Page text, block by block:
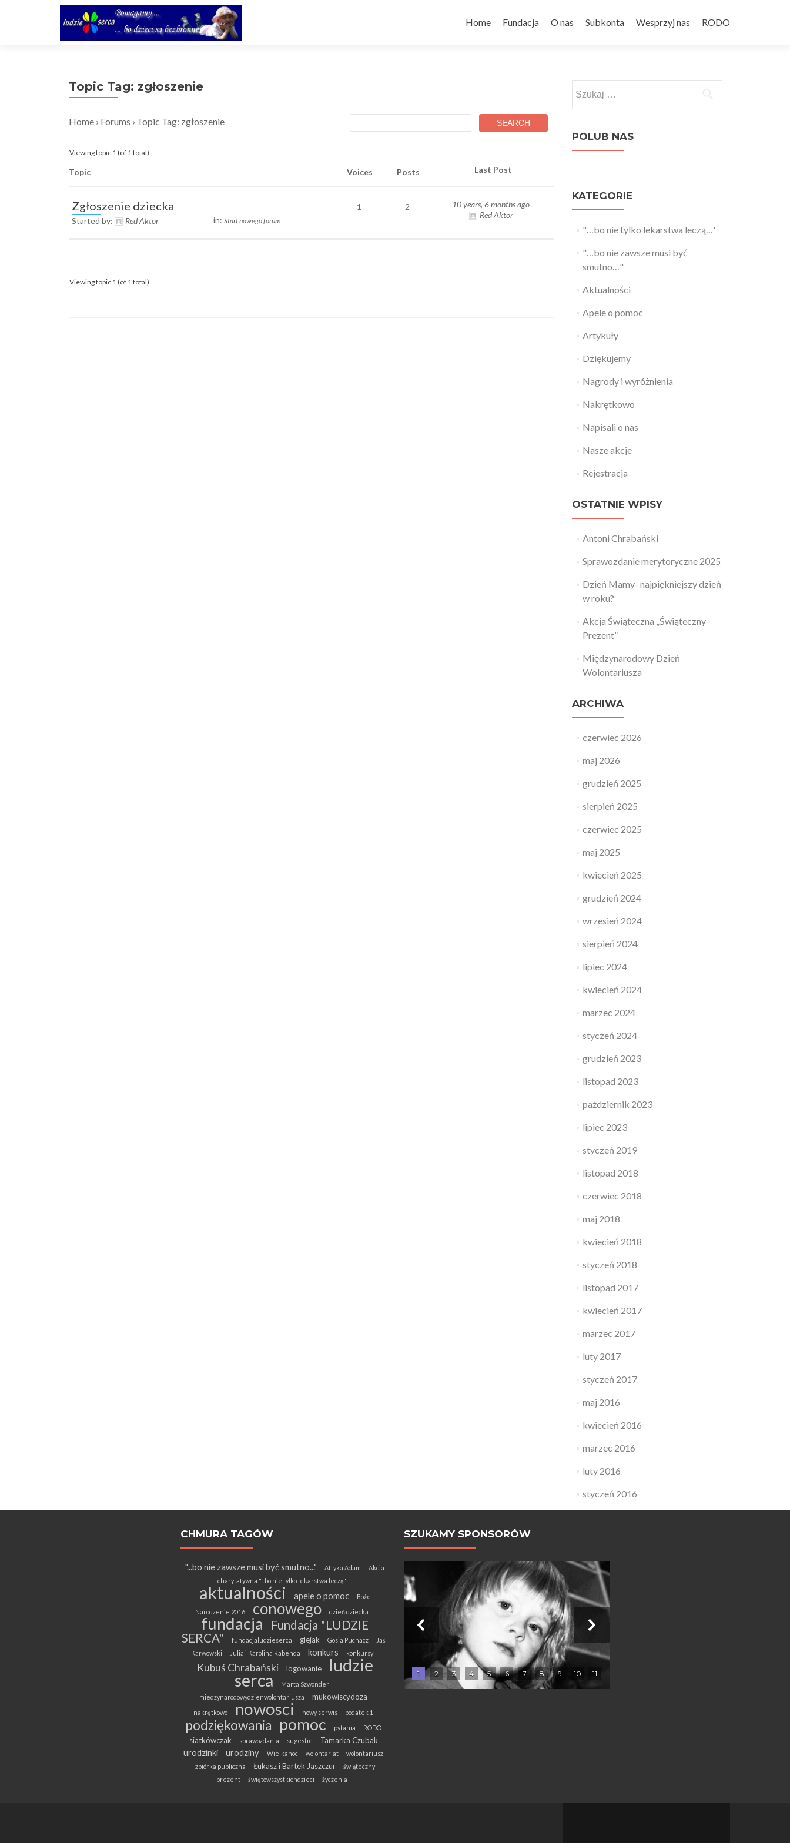
to
Home Fundacja O nas Subkonta Wesprzyj nas RODO
Topic Tag: zgłoszenie
Home › Forums › Topic Tag: zgłoszenie
Viewing topic 1 (of 1 total)
Topic Voices Posts Last Post
Zgłoszenie dziecka
Started by: Red Aktor in:Start nowego forum
1 2
10 years, 6 months ago
Red Aktor
Viewing topic 1 (of 1 total)
POLUB NAS
KATEGORIE
"…bo nie tylko lekarstwa leczą…'
"…bo nie zawsze musi być
smutno…"
Aktualności
Apele o pomoc
Artykuły
Dziękujemy
Nagrody i wyróżnienia
Nakrętkowo
Napisali o nas
Nasze akcje
Rejestracja
OSTATNIE WPISY
Antoni Chrabański
Sprawozdanie merytoryczne 2025
Dzień Mamy- najpiękniejszy dzień
w roku?
Akcja Świąteczna „Świąteczny
Prezent”
Międzynarodowy Dzień
Wolontariusza
ARCHIWA
czerwiec 2026
maj 2026
grudzień 2025
sierpień 2025
czerwiec 2025
maj 2025
kwiecień 2025
grudzień 2024
wrzesień 2024
sierpień 2024
lipiec 2024
kwiecień 2024
marzec 2024
styczeń 2024
grudzień 2023
listopad 2023
październik 2023
lipiec 2023
styczeń 2019
listopad 2018
czerwiec 2018
maj 2018
kwiecień 2018
styczeń 2018
listopad 2017
kwiecień 2017
marzec 2017
luty 2017
styczeń 2017
maj 2016
kwiecień 2016
marzec 2016
luty 2016
styczeń 2016
CHMURA TAGÓW
"...bo nie zawsze musi być smutno..." Aftyka Adam
Akcja
charytatywna "...bo nie tylko lekarstwa leczą"
aktualności apele o pomoc
Boże
Narodzenie 2016
conowego dzień dziecka
fundacja
Fundacja "LUDZIE
SERCA"
fundacjaludzieserca glejak Gosia Puchacz
Jaś
Karwowski
Julia i Karolina Rabenda konkurs konkursy
Kubuś Chrabański logowanie ludzie
serca
Marta Szwonder
miedzynarodowydzienwolontariusza
mukowiscydoza
nakrętkowo nowosci nowy serwis podatek 1
podziękowania pomoc pytania RODO
siatkówczak sprawozdania sugestie Tamarka Czubak
urodzinki urodziny Wielkanoc wolontariat
wolontariusz
zbiórka publiczna
Łukasz i Bartek Jaszczur
świąteczny
prezent
świętowszystkichdzieci życzenia
SZUKAMY SPONSORÓW
1 2 3 4 5 6 7 8 9 10 11